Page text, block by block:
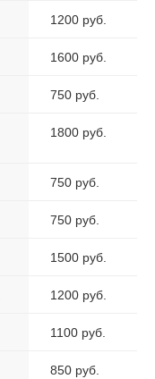
1200 руб.
1600 руб.
750 руб.
1800 руб.
750 руб.
750 руб.
1500 руб.
1200 руб.
1100 руб.
850 руб.